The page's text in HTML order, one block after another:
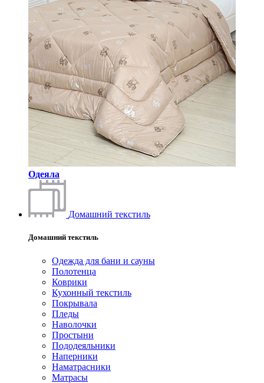
Одеяла
Домашний текстиль
Домашний текстиль
Одежда для бани и сауны
Полотенца
Коврики
Кухонный текстиль
Покрывала
Пледы
Наволочки
Простыни
Пододеяльники
Наперники
Наматрасники
Матрасы